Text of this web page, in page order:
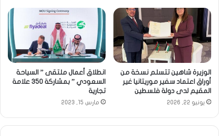
الوزيرة شاهين تتسلم نسخة من
أوراق اعتماد سفير موريتانيا غير
المقيم لدى دولة فلسطين
يونيو 22, 2026
انطلاق أعمال ملتقى ” السياحة
السعودي ” بمشاركة 350 علامة
تجارية
مارس 15, 2023